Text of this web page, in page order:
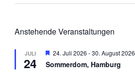
Anstehende Veranstaltungen
JULI
24
H
r
24. Juli 2026 -30. August 2026
Sommerdom, Hamburg